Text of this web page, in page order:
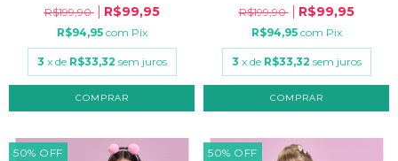
R$199,90
R$99,95
R$94,95 com Pix
3 x de R$33,32 sem juros
COMPRAR
R$199,90
R$99,95
R$94,95 com Pix
3 x de R$33,32 sem juros
COMPRAR
50% OFF 50% OFF